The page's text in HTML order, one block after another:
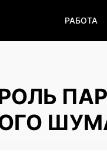
РАБОТА